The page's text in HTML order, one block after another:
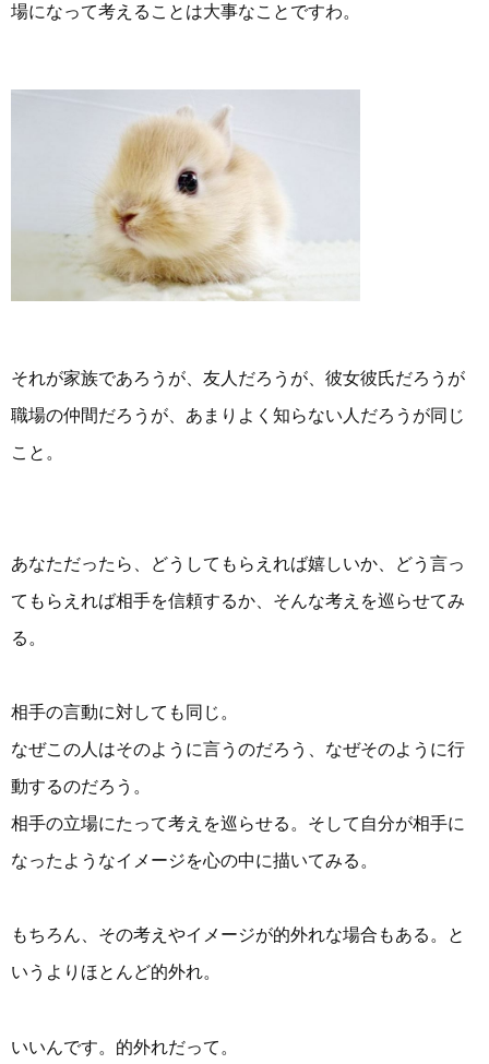
場になって考えることは大事なことですわ。
それが家族であろうが、友人だろうが、彼女彼氏だろうが
職場の仲間だろうが、あまりよく知らない人だろうが同じ
こと。
あなただったら、どうしてもらえれば嬉しいか、どう言っ
てもらえれば相手を信頼するか、そんな考えを巡らせてみ
る。
相手の言動に対しても同じ。
なぜこの人はそのように言うのだろう、なぜそのように行
動するのだろう。
相手の立場にたって考えを巡らせる。そして自分が相手に
なったようなイメージを心の中に描いてみる。
もちろん、その考えやイメージが的外れな場合もある。と
いうよりほとんど的外れ。
いいんです。的外れだって。